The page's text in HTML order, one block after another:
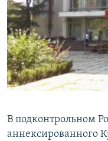
ПРОПАВШИЕ БЕЗ ВЕСТИ
ПОБЕДИТЕЛЕЙ НЕ СУДЯТ?
КРЫМ.НЕПОКОРЕННЫЙ
ELIFBE
Qırımtatar
ПРИСОЕДИНЯЙТЕСЬ!
Все сайты RFE/RL
В подконтрольном
аннексированного